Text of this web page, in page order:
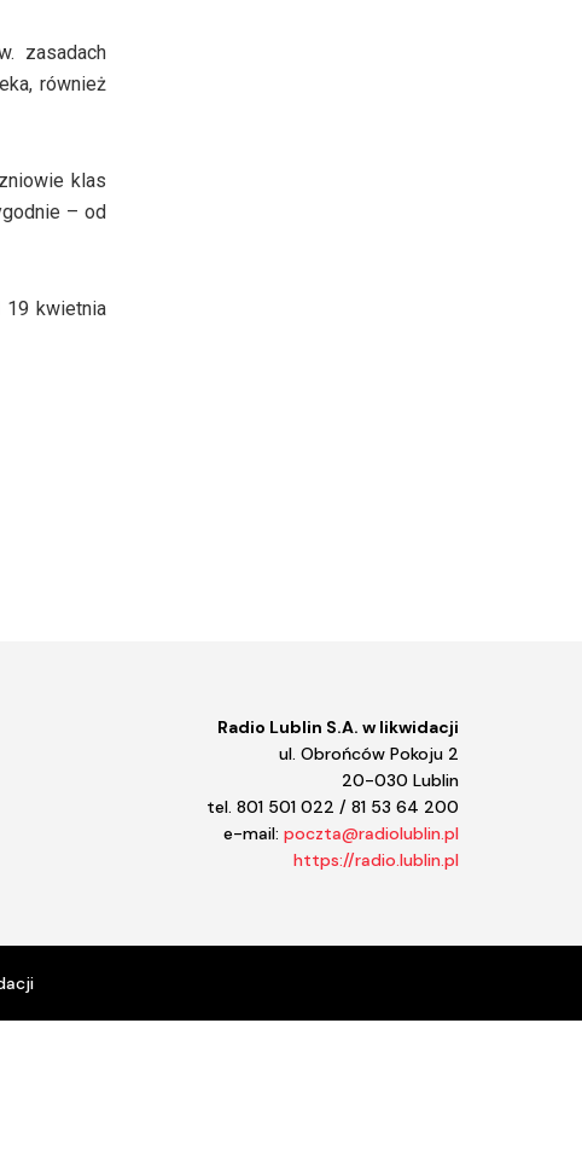
zasadach
również
klas
– od
19 kwietnia
Radio Lublin S.A. w likwidacji
ul. Obrońców Pokoju 2
20-030 Lublin
tel. 801 501 022 / 81 53 64 200
e-mail: poczta@radiolublin.pl
https://radio.lublin.pl